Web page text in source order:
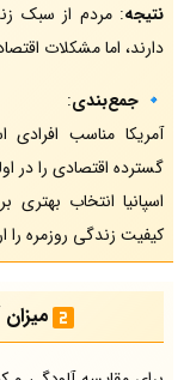
نتیجه: مردم از سبک
دارند، اما مشکلات
🔹 جمع‌بندی:
آمریکا مناسب
گسترده اقتصادی را در
اسپانیا انتخاب
کیفیت زندگی روزمره را